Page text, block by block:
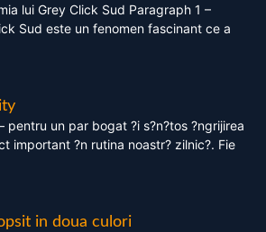
lui Grey Click Sud Paragraph 1 –
Sud este un fenomen fascinant ce a
pentru un par bogat ?i s?n?tos ?ngrijirea
important ?n rutina noastr? zilnic?. Fie
in doua culori